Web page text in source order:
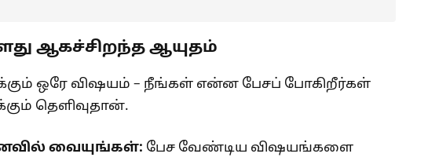
ஆகச்சிறந்த ஆயுதம்
ஒரே விஷயம் – நீங்கள் என்ன பேசப் போகிறீர்கள்
தெளிவுதான்.
வையுங்கள்: பேச வேண்டிய விஷயங்களை